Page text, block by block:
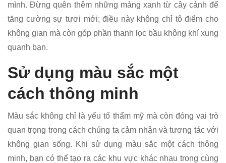
mình. Đừng quên thêm những mảng xanh từ cây cảnh để
tăng cường sự tươi mới; điều này không chỉ tô điểm cho
không gian mà còn góp phần thanh lọc bầu không khí xung
quanh bạn.
Sử dụng màu sắc một
cách thông minh
Màu sắc không chỉ là yếu tố thẩm mỹ mà còn đóng vai trò
quan trọng trong cách chúng ta cảm nhận và tương tác với
không gian sống. Khi sử dụng màu sắc một cách thông
minh, bạn có thể tạo ra các khu vực khác nhau trong cùng